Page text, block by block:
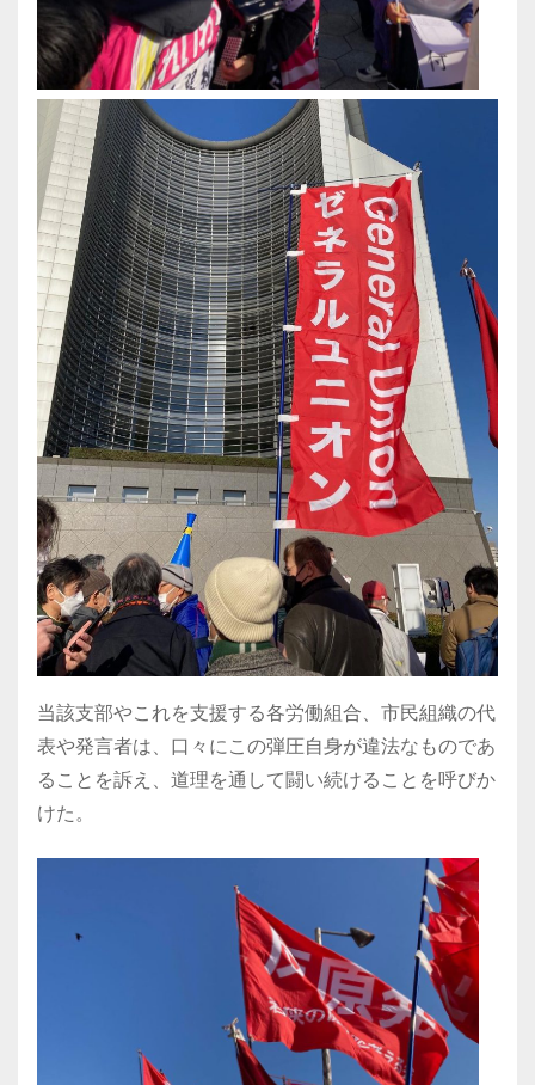
当該支部やこれを支援する各労働組合、市民組織の代
表や発言者は、口々にこの弾圧自身が違法なものであ
ることを訴え、道理を通して闘い続けることを呼びか
けた。